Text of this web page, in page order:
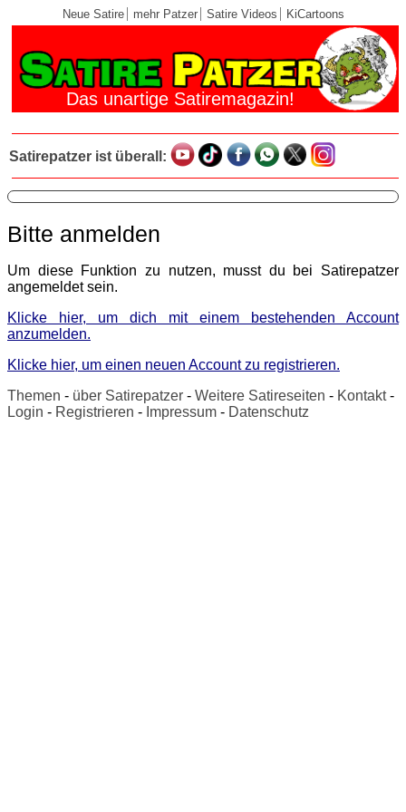
Neue Satire mehr Patzer Satire Videos KiCartoons
Das unartige Satiremagazin!
Satirepatzer ist überall:
Bitte anmelden
Um diese Funktion zu nutzen, musst du bei Satirepatzer
angemeldet sein.
Klicke hier, um dich mit einem bestehenden Account
anzumelden.
Klicke hier, um einen neuen Account zu registrieren.
Themen - über Satirepatzer - Weitere Satireseiten - Kontakt-
Login - Registrieren - Impressum - Datenschutz